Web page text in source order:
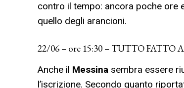
contro il tempo: ancora poche ore
quello degli arancioni.
22/06 – ore 15:30 – TUTTO FATTO
Anche il Messina sembra essere
l’iscrizione. Secondo quanto